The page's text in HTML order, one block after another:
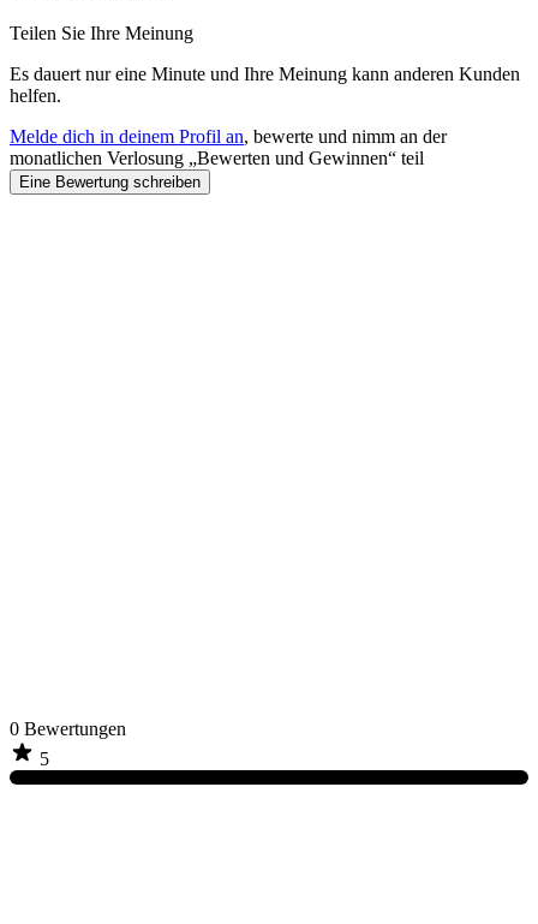
Teilen Sie Ihre Meinung
Es dauert nur eine Minute und Ihre Meinung kann anderen Kunden
helfen.
Melde dich in deinem Profil an, bewerte und nimm an der
monatlichen Verlosung „Bewerten und Gewinnen“ teil
Eine Bewertung schreiben
0 Bewertungen
5